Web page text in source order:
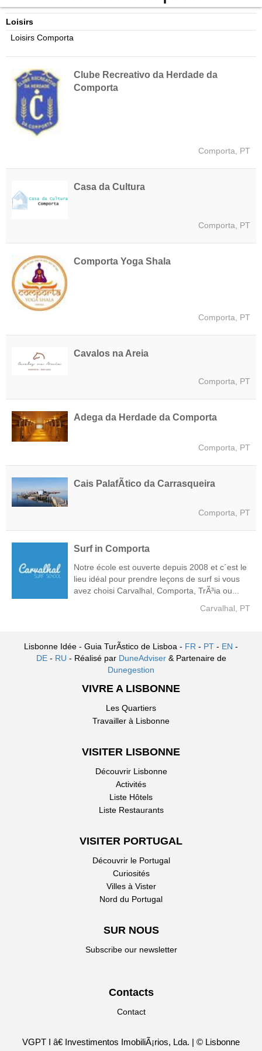
Loisirs
Loisirs Comporta
Clube Recreativo da Herdade da
Comporta
Comporta, PT
Casa da Cultura
Comporta, PT
Comporta Yoga Shala
Comporta, PT
Cavalos na Areia
Comporta, PT
Adega da Herdade da Comporta
Comporta, PT
Cais PalafÃ­tico da Carrasqueira
Comporta, PT
Surf in Comporta
Notre école est ouverte depuis 2008 et c´est le
lieu idéal pour prendre leçons de surf si vous
avez choisi Carvalhal, Comporta, TrÃ³ia ou...
Carvalhal, PT
Lisbonne Idée - Guia TurÃ­stico de Lisboa - FR - PT - EN -
DE- RU - Réalisé par DuneAdviser & Partenaire de
Dunegestion
VIVRE A LISBONNE
Les Quartiers
Travailler à Lisbonne
VISITER LISBONNE
Découvrir Lisbonne
Activités
Liste Hôtels
Liste Restaurants
VISITER PORTUGAL
Découvrir le Portugal
Curiosités
Villes à Vister
Nord du Portugal
SUR NOUS
Subscribe our newsletter
Contacts
Contact
VGPT I â€ Investimentos ImobiliÃ¡rios, Lda. | © Lisbonne